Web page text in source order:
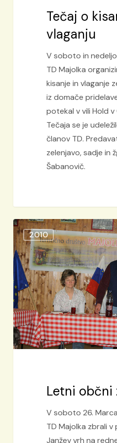
Tečaj o
vlaganju
V soboto in
TD Majolka
kisanje in vlaganje
iz domače
potekal v vili Hold v
Tečaja se je
članov TD.
zelenjavo, sadje in
Šabanovič.
Letni
občni
zbor
2010
Letni občni
V soboto 26.
TD Majolka zbrali
Janžev vrh na